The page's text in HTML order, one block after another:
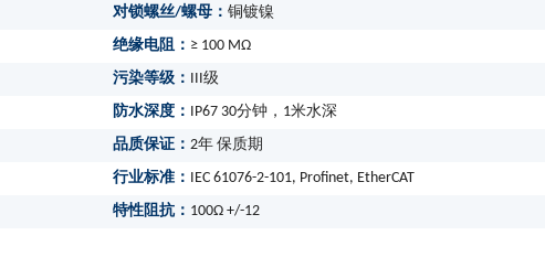
对锁螺丝/螺母： 铜镀镍
绝缘电阻： ≥ 100 MΩ
污染等级： III级
防水深度： IP67 30分钟，1米水深
品质保证： 2年 保质期
行业标准： IEC 61076-2-101, Profinet, EtherCAT
特性阻抗： 100Ω +/-12